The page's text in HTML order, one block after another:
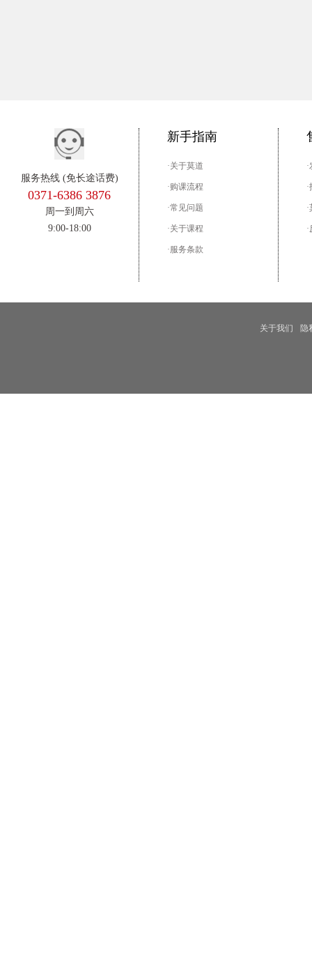
服务热线 (免长途话费)
0371-6386 3876
周一到周六
9:00-18:00
新手指南
·关于莫道
·购课流程
·常见问题
·关于课程
·服务条款
关于我们 隐